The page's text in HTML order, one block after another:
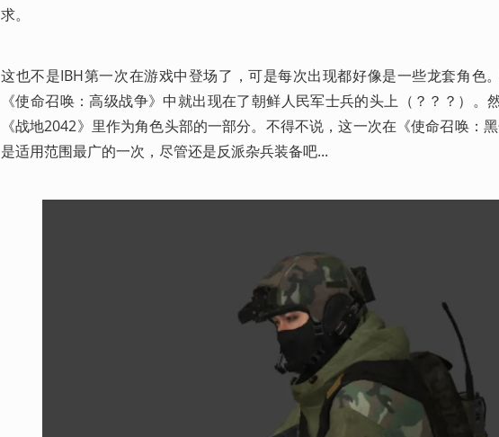
求。
这也不是IBH第一次在游戏中登场了，可是每次出现都好像是一些龙套角色
《使命召唤：高级战争》中就出现在了朝鲜人民军士兵的头上（？？？）。
《战地2042》里作为角色头部的一部分。不得不说，这一次在《使命召唤：
是适用范围最广的一次，尽管还是反派杂兵装备吧...